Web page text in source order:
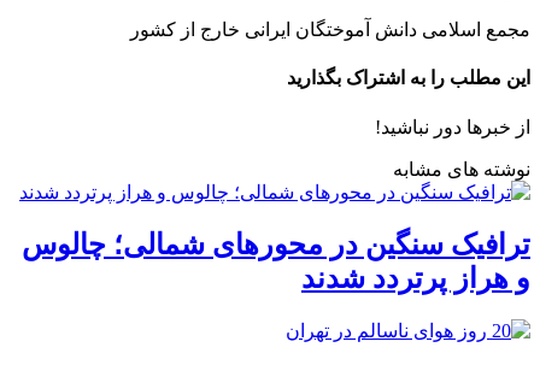
مجمع اسلامی دانش آموختگان ایرانی خارج از کشور
این مطلب را به اشتراک بگذارید
از خبرها دور نباشید!
نوشته های مشابه
ترافیک سنگین در محورهای شمالی؛ چالوس
و هراز پرتردد شدند